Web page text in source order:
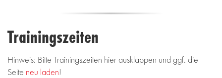
Trainingszeiten
Hinweis: Bitte Trainingszeiten hier ausklappen und ggf. die
Seite neu laden!